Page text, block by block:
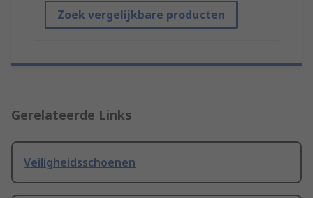
Zoek vergelijkbare producten
Gerelateerde Links
Veiligheidsschoenen